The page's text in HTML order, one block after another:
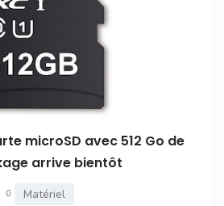
microSD avec 512 Go de
arrive bientôt
0 Matériel